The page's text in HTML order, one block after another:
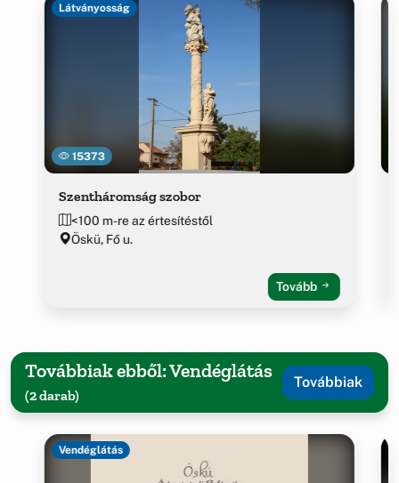
15373
Látványosság
Szentháromság szobor
<100 m-re az értesítéstől
Öskü, Fő u.
Tovább
Továbbiak ebből: Vendéglátás
(2 darab)
Továbbiak
Vendéglátás